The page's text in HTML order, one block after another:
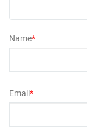
Name*
Email*